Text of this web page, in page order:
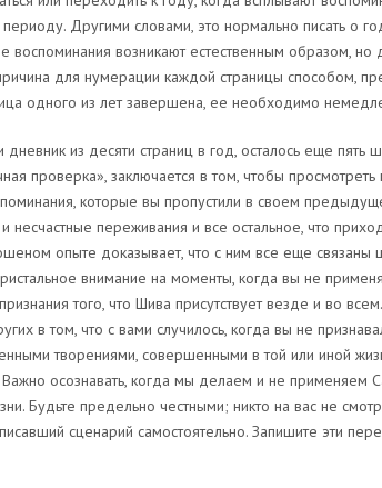
Другими словами, это нормально писать о
воспоминания возникают естественным образом, но
для нумерации каждой страницы способом,
одного из лет завершена, ее необходимо
из десяти страниц в год, осталось еще пять
проверка», заключается в том, чтобы
которые вы пропустили в своем
несчастные переживания и все остальное, что
опыте доказывает, что с ним все еще связаны
внимание на моменты, когда вы не
того, что Шива присутствует везде и во
в том, что с вами случилось, когда вы не
творениями, совершенными в той или иной
осознавать, когда мы делаем и не применяем
Будьте предельно честными; никто на вас не
сценарий самостоятельно. Запишите эти